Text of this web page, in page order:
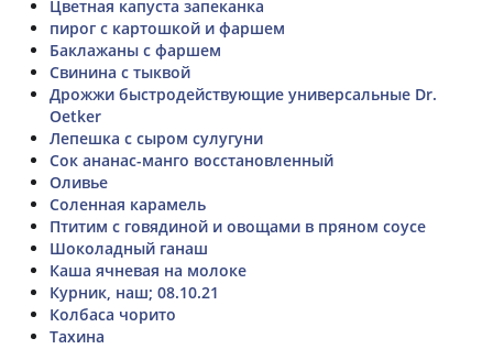
Цветная капуста запеканка
пирог с картошкой и фаршем
Баклажаны с фаршем
Свинина с тыквой
Дрожжи быстродействующие универсальные Dr.
Oetker
Лепешка с сыром сулугуни
Сок ананас-манго восстановленный
Оливье
Соленная карамель
Птитим с говядиной и овощами в пряном соусе
Шоколадный ганаш
Каша ячневая на молоке
Курник, наш; 08.10.21
Колбаса чорито
Тахина